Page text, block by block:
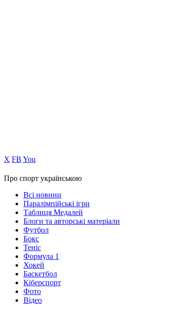
Х FB You
Про спорт українською
Всі новини
Паралімпійські ігри
Таблиця Медалей
Блоги та авторські матеріали
Футбол
Бокс
Теніс
Формула 1
Хокей
Баскетбол
Кіберспорт
Фото
Відео